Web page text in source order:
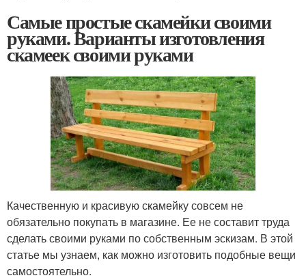
Самые простые скамейки своими
руками. Варианты изготовления
скамеек своими руками
Качественную и красивую скамейку совсем не
обязательно покупать в магазине. Ее не составит труда
сделать своими руками по собственным эскизам. В этой
статье мы узнаем, как можно изготовить подобные вещи
самостоятельно.